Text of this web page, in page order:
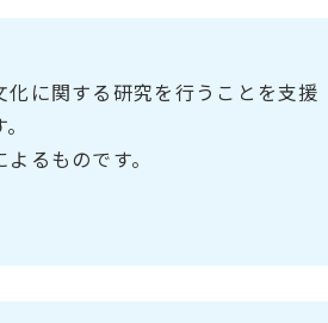
に関する研究を行うことを支援
るものです。